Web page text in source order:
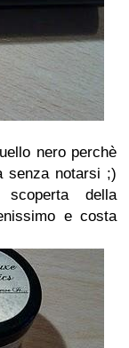
nero perchè
senza notarsi ;)
della
e costa